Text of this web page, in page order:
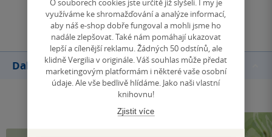
Přidat hodnocení
Další knihy autora
využíváme ke shromažďování a analýze informací,
aby náš e-shop dobře fungoval a mohli jsme ho
nadále zlepšovat. Také nám pomáhají ukazovat
lepší a cílenější reklamu. Žádných 50 odstínů, ale
klidně Vergilia v originále. Váš souhlas může předat
marketingovým platformám i některé vaše osobní
údaje. Ale vše bedlivě hlídáme. Jako naši vlastní
knihovnu!
Zjistit více